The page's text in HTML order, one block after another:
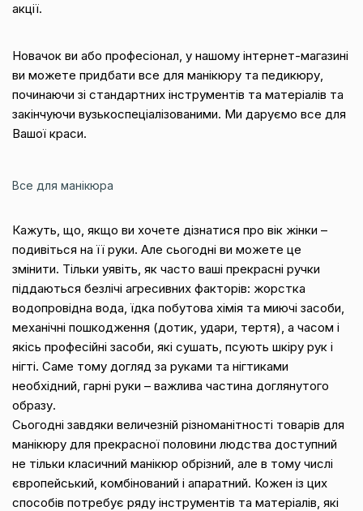
акції.
Новачок ви або професіонал, у нашому інтернет-магазині
ви можете придбати все для манікюру та педикюру,
починаючи зі стандартних інструментів та матеріалів та
закінчуючи вузькоспеціалізованими. Ми даруємо все для
Вашої краси.
Все для манікюра
Кажуть, що, якщо ви хочете дізнатися про вік жінки –
подивіться на її руки. Але сьогодні ви можете це
змінити. Тільки уявіть, як часто ваші прекрасні ручки
піддаються безлічі агресивних факторів: жорстка
водопровідна вода, їдка побутова хімія та миючі засоби,
механічні пошкодження (дотик, удари, тертя), а часом і
якісь професійні засоби, які сушать, псують шкіру рук і
нігті. Саме тому догляд за руками та нігтиками
необхідний, гарні руки – важлива частина доглянутого
образу.
Сьогодні завдяки величезній різноманітності товарів для
манікюру для прекрасної половини людства доступний
не тільки класичний манікюр обрізний, але в тому числі
європейський, комбінований і апаратний. Кожен із цих
способів потребує ряду інструментів та матеріалів, які